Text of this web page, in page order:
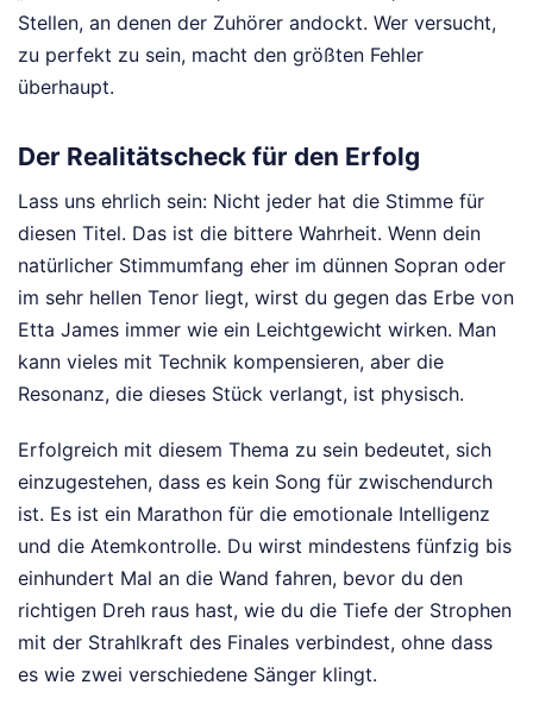
Stellen, an denen der Zuhörer andockt. Wer versucht,
zu perfekt zu sein, macht den größten Fehler
überhaupt.
Der Realitätscheck für den Erfolg
Lass uns ehrlich sein: Nicht jeder hat die Stimme für
diesen Titel. Das ist die bittere Wahrheit. Wenn dein
natürlicher Stimmumfang eher im dünnen Sopran oder
im sehr hellen Tenor liegt, wirst du gegen das Erbe von
Etta James immer wie ein Leichtgewicht wirken. Man
kann vieles mit Technik kompensieren, aber die
Resonanz, die dieses Stück verlangt, ist physisch.
Erfolgreich mit diesem Thema zu sein bedeutet, sich
einzugestehen, dass es kein Song für zwischendurch
ist. Es ist ein Marathon für die emotionale Intelligenz
und die Atemkontrolle. Du wirst mindestens fünfzig bis
einhundert Mal an die Wand fahren, bevor du den
richtigen Dreh raus hast, wie du die Tiefe der Strophen
mit der Strahlkraft des Finales verbindest, ohne dass
es wie zwei verschiedene Sänger klingt.